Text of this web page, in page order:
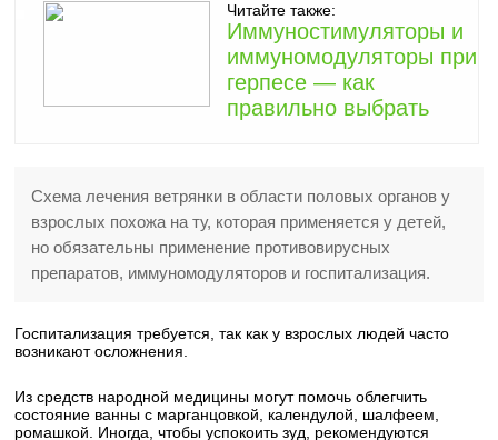
Читайте также:
Иммуностимуляторы и
иммуномодуляторы при
герпесе — как
правильно выбрать
Схема лечения ветрянки в области половых органов у
взрослых похожа на ту, которая применяется у детей,
но обязательны применение противовирусных
препаратов, иммуномодуляторов и госпитализация.
Госпитализация требуется, так как у взрослых людей часто
возникают осложнения.
Из средств народной медицины могут помочь облегчить
состояние ванны с марганцовкой, календулой, шалфеем,
ромашкой. Иногда, чтобы успокоить зуд, рекомендуются